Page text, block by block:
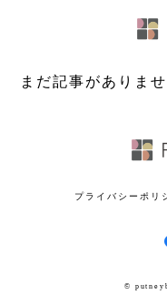
まだ記事がありま
プライバシーポリ
©